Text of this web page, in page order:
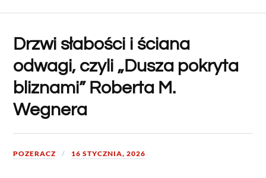
Drzwi słabości i ściana
odwagi, czyli „Dusza pokryta
bliznami” Roberta M.
Wegnera
POZERACZ 16 STYCZNIA, 2026